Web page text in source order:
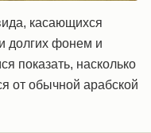
касающихся
долгих фонем и
показать, насколько
от обычной арабской